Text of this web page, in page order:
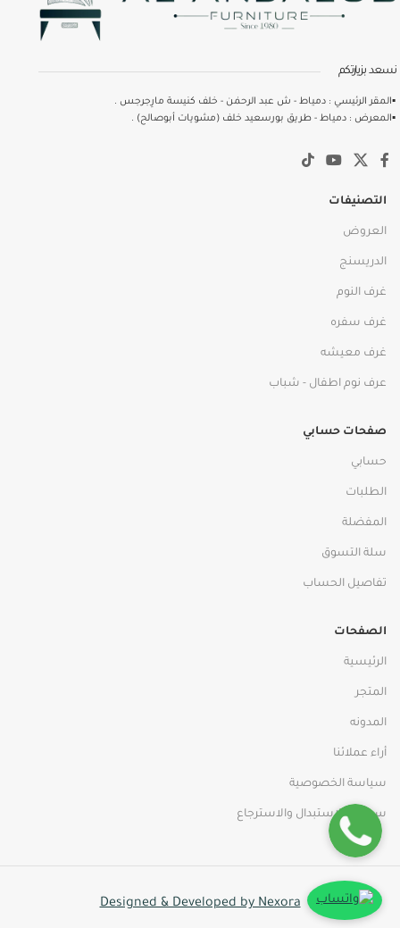
نسعد بزيارتكم
▪️المقر الرئيسي : دمياط - ش عبد الرحمٰن - خلف كنيسة مارِجرجس .
▪️المعرض : دمياط - طريق بورسعيد خلف (مشويات أبوصالح) .
التصنيفات
العروض
الدريسنج
غرف النوم
غرف سفره
غرف معيشه
عرف نوم اطفال - شباب
صفحات حسابي
حسابي
الطلبات
المفضلة
سلة التسوق
تفاصيل الحساب
الصفحات
الرئيسية
المتجر
المدونه
أراء عملائنا
سياسة الخصوصية
سياسة الاستبدال والاسترجاع
Designed & Developed by Nexora